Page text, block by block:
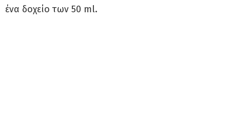
ένα δοχείο των 50 ml.